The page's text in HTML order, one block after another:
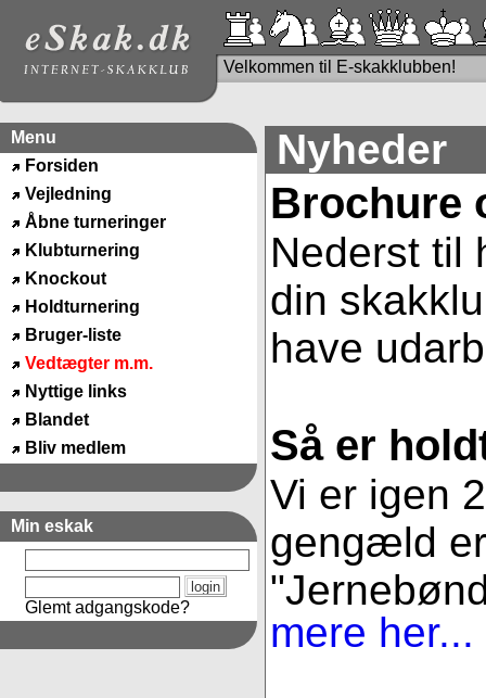
Velkommen til E-skakklubben!
Menu
Forsiden
Vejledning
Åbne turneringer
Klubturnering
Knockout
Holdturnering
Bruger-liste
Vedtægter m.m.
Nyttige links
Blandet
Bliv medlem
Min eskak
Glemt adgangskode?
Nyheder
Brochure
Nederst til
din
have
Så er
Vi er igen
gengæld
mere her...